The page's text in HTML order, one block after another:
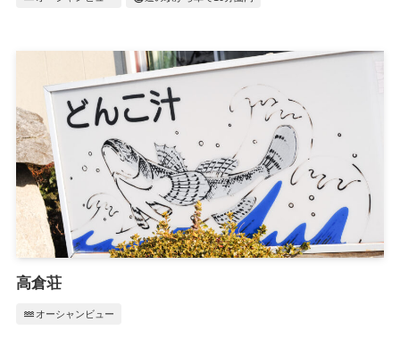
高倉荘
water オーシャンビュー